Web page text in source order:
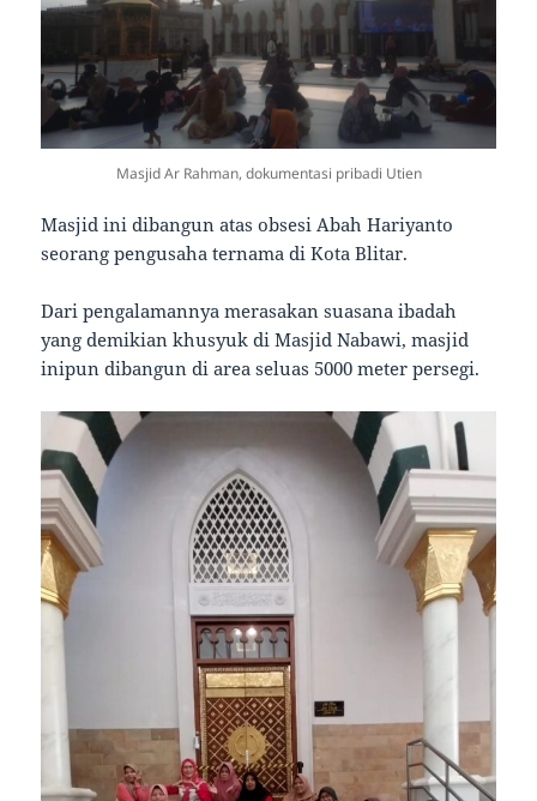
Masjid Ar Rahman, dokumentasi pribadi Utien
Masjid ini dibangun atas obsesi Abah Hariyanto
seorang pengusaha ternama di Kota Blitar.
Dari pengalamannya merasakan suasana ibadah
yang demikian khusyuk di Masjid Nabawi, masjid
inipun dibangun di area seluas 5000 meter persegi.